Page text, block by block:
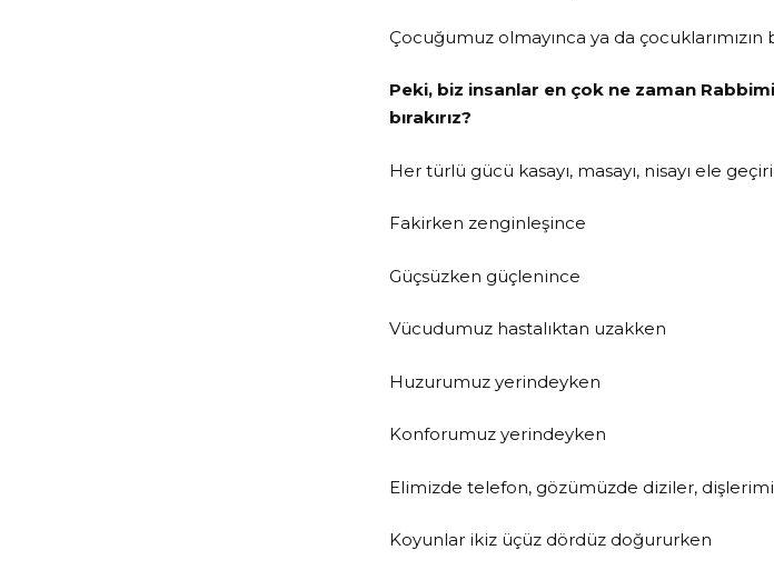
Çocuğumuz olmayınca ya da çocuklarımızın
Peki, biz insanlar en çok ne zaman
bırakırız?
Her türlü gücü kasayı, masayı, nisayı ele
Fakirken zenginleşince
Güçsüzken güçlenince
Vücudumuz hastalıktan uzakken
Huzurumuz yerindeyken
Konforumuz yerindeyken
Elimizde telefon, gözümüzde diziler,
Koyunlar ikiz üçüz dördüz doğururken